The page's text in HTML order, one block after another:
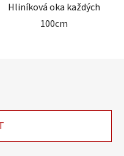
Hliníková oka každých
100cm